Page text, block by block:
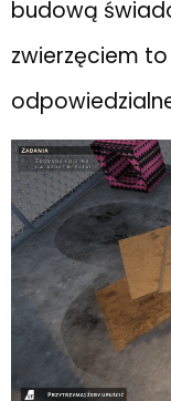
budową
zwierzęciem